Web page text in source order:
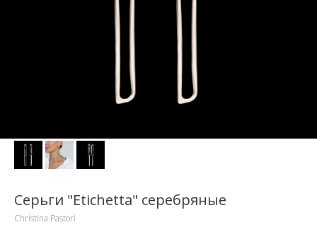
Серьги "Еtichetta" серебряные
Christina Pastori